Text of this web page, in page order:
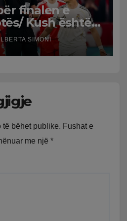
Kush është
arbitri që do të
Spanjë-
SIMONI
të bëhet publike. Fushat e
me një *